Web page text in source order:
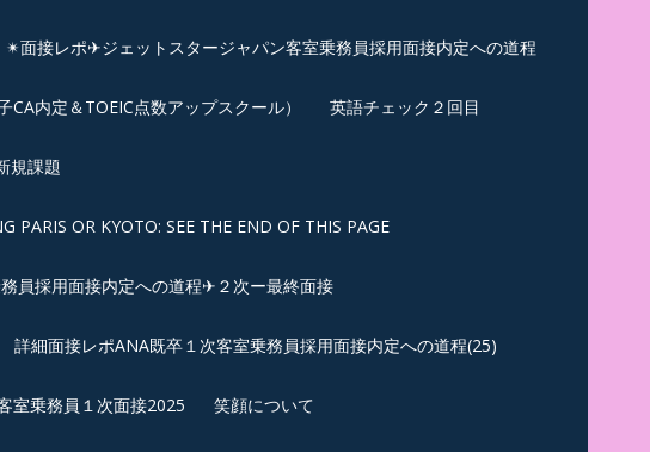
✴︎面接レポ✈ジェットスタージャパン客室乗務員採用面接内定への道程
内定＆TOEIC点数アップスクール） 英語チェック２回目
規課題
OR KYOTO: SEE THE END OF THIS PAGE
員採用面接内定への道程✈２次ー最終面接
詳細面接レポANA既卒１次客室乗務員採用面接内定への道程(25)
室乗務員１次面接2025 笑顔について